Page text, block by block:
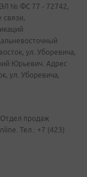
ЭЛ № ФС 77 - 72742,
связи,
ул. Уборевича,
Юрьевич. Адрес
ул. Уборевича,
продаж
Тел.: +7 (423)